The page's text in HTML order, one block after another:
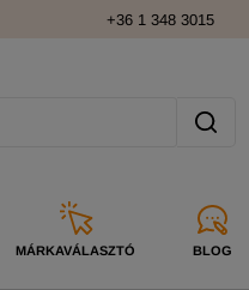
+36 1 348 3015
MÁRKAVÁLASZTÓ BLOG